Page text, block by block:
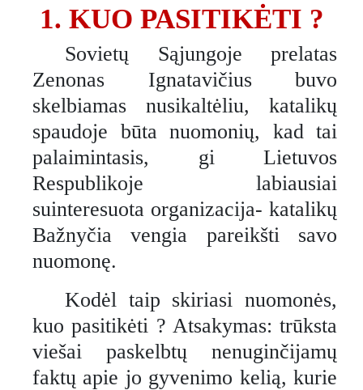
1. KUO PASITIKĖTI ?
Sovietų Sąjungoje prelatas
Zenonas Ignatavičius buvo
skelbiamas nusikaltėliu, katalikų
spaudoje būta nuomonių, kad tai
palaimintasis, gi Lietuvos
Respublikoje labiausiai
suinteresuota organizacija- katalikų
Bažnyčia vengia pareikšti savo
nuomonę.
Kodėl taip skiriasi nuomonės,
kuo pasitikėti ? Atsakymas: trūksta
viešai paskelbtų nenuginčijamų
faktų apie jo gyvenimo kelią, kurie